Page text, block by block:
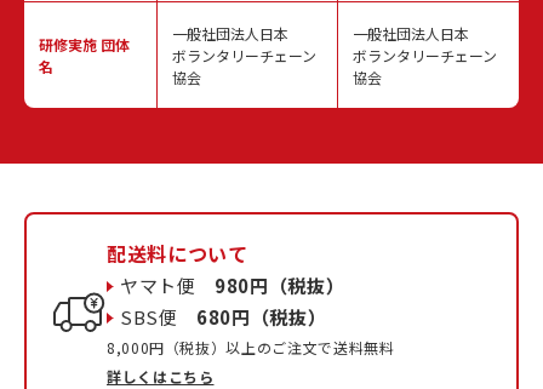
研修実施 団体
名
一般社団法人日本
ボランタリーチェーン
協会
一般社団法人日本
ボランタリーチェーン
協会
配送料について
ヤマト便 980円（税抜）
SBS便 680円（税抜）
8,000円（税抜）以上のご注文で送料無料
詳しくはこちら